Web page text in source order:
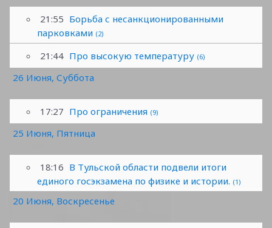
21:55 Борьба с несанкционированными
парковками (2)
21:44 Про высокую температуру (6)
26 Июня, Суббота
17:27 Про ограничения (9)
25 Июня, Пятница
18:16 В Тульской области подвели итоги
единого госэкзамена по физике и истории. (1)
20 Июня, Воскресенье